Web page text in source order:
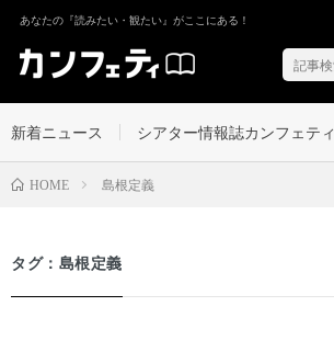
あなたの『読みたい・観たい』がここにある！
新着ニュース シアター情報誌カンフェティ
HOME 島根定義
タグ：島根定義